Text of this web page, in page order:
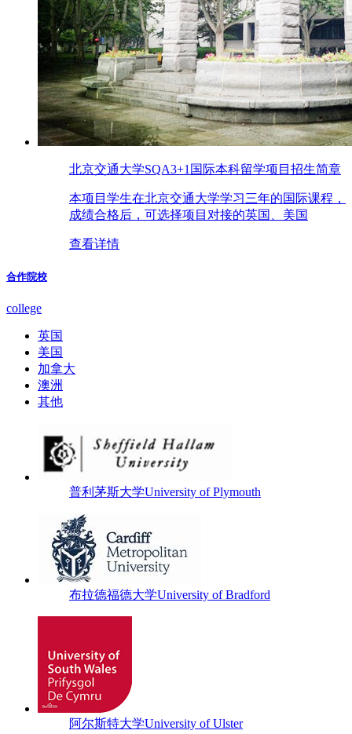
北京交通大学SQA3+1国际本科留学项目招生简章
本项目学生在北京交通大学学习三年的国际课程，
成绩合格后，可选择项目对接的英国、美国
查看详情
合作院校
college
英国
美国
加拿大
澳洲
其他
普利茅斯大学University of Plymouth
布拉德福德大学University of Bradford
阿尔斯特大学University of Ulster